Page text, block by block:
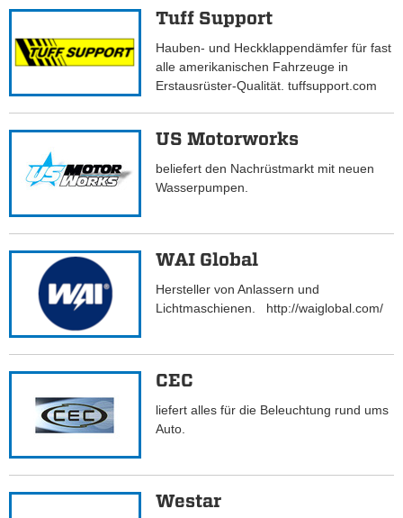
Tuff Support
Hauben- und Heckklappendämfer für fast
alle amerikanischen Fahrzeuge in
Erstausrüster-Qualität. tuffsupport.com
US Motorworks
beliefert den Nachrüstmarkt mit neuen
Wasserpumpen.
WAI Global
Hersteller von Anlassern und
Lichtmaschienen. http://waiglobal.com/
CEC
liefert alles für die Beleuchtung rund ums
Auto.
Westar